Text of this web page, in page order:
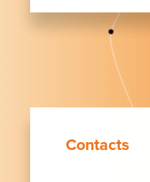
Contacts